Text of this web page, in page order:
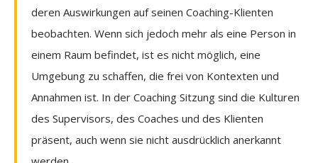
deren Auswirkungen auf seinen Coaching-Klienten
beobachten. Wenn sich jedoch mehr als eine Person in
einem Raum befindet, ist es nicht möglich, eine
Umgebung zu schaffen, die frei von Kontexten und
Annahmen ist. In der Coaching Sitzung sind die Kulturen
des Supervisors, des Coaches und des Klienten
präsent, auch wenn sie nicht ausdrücklich anerkannt